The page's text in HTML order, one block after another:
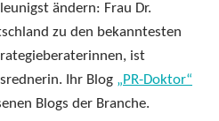
ändern: Frau Dr.
zu den bekanntesten
ist
Ihr Blog „PR-Doktor“
Blogs der Branche.